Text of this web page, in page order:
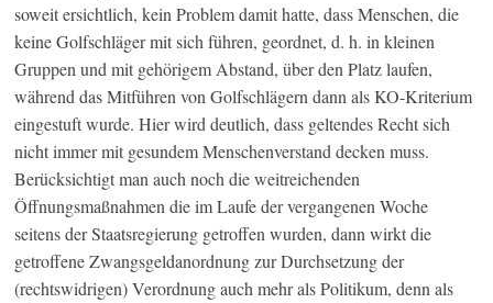
soweit ersichtlich, kein Problem damit hatte, dass Menschen, die
keine Golfschläger mit sich führen, geordnet, d. h. in kleinen
Gruppen und mit gehörigem Abstand, über den Platz laufen,
während das Mitführen von Golfschlägern dann als KO-Kriterium
eingestuft wurde. Hier wird deutlich, dass geltendes Recht sich
nicht immer mit gesundem Menschenverstand decken muss.
Berücksichtigt man auch noch die weitreichenden
Öffnungsmaßnahmen die im Laufe der vergangenen Woche
seitens der Staatsregierung getroffen wurden, dann wirkt die
getroffene Zwangsgeldanordnung zur Durchsetzung der
(rechtswidrigen) Verordnung auch mehr als Politikum, denn als